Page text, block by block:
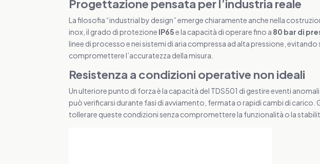
Progettazione pensata per l’industria reale
La filosofia “industrial by design” emerge chiaramente anche nella
inox, il grado di protezione IP65e la capacità di operare fino a 80 bar di
linee di processo e nei sistemi di aria compressa ad alta pressione,
compromettere l’accuratezza della misura.
Resistenza a condizioni operative non ideali
Un ulteriore punto di forza è la capacità del TDS501 di gestire eventi
può verificarsi durante fasi di avviamento, fermata o rapidi cambi di
tollerare queste condizioni senza compromettere la funzionalità o la